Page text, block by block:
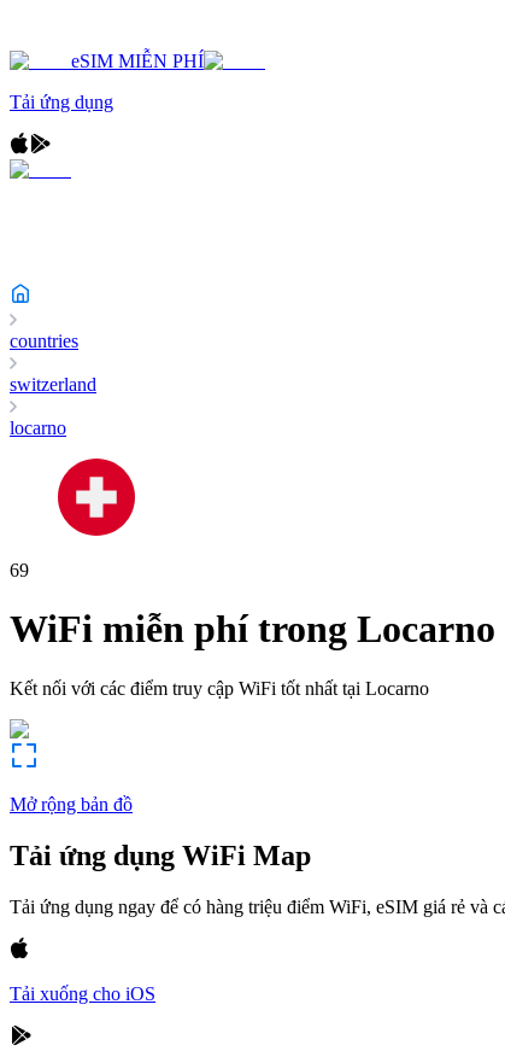
eSIM MIỄN PHÍ
Tải ứng dụng
countries
switzerland
locarno
69
WiFi miễn phí trong Locarno
Kết nối với các điểm truy cập WiFi tốt nhất tại Locarno
Mở rộng bản đồ
Tải ứng dụng WiFi Map
Tải ứng dụng ngay để có hàng triệu điểm WiFi, eSIM giá rẻ và
Tải xuống cho iOS